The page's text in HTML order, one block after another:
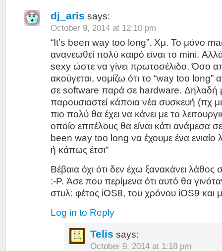
dj_aris says:
October 9, 2014 at 12:10 pm
“It’s been way too long”. Χμ. Το μόνο
ανανεωθεί πολύ καιρό είναι το mini.
sexy ώστε να γίνει πρωτοσέλιδο. Όσο
ακούγεται, νομίζω ότι το “way too long”
σε software παρά σε hardware. Δηλαδή
παρουσιαστεί κάποια νέα συσκευή (πχ
πιο πολύ θα έχει να κάνει με το
οποίο επιτέλους θα είναι κάτι ανάμεσα
been way too long να έχουμε ένα ενιαίο
ή κάπως έτσι”
Βέβαια όχι ότι δεν έχω ξανακάνει λάθος
:-P. Άσε που περίμενα ότι αυτό θα
στυλ: φέτος iOS8, του χρόνου iOS9 και
Log in to Reply
Telis says:
October 9, 2014 at 1:18 pm